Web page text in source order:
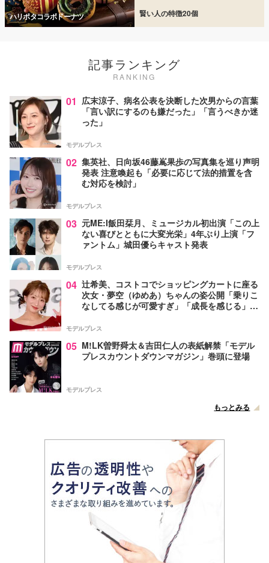
ハリポタコラボドーナツ 賢い人の特徴20個
記事ランキング
RANKING
01 広末涼子、病名公表を決断した次男からの言葉
「言い訳にするのも嫌だった」「言うべきか迷
った」
モデルプレス
02 集英社、日向坂46藤嶌果歩の写真集を巡り声明
発表 注意喚起も「必要に応じて法的措置を含
む対応を検討」
モデルプレス
03 元ME:I飯田栞月、ミュージカル初出演「この上
ない喜びとともに大変光栄」4年ぶり上演「フ
ァントム」城田優らキャスト発表
モデルプレス
04 辻希美、コストコでショッピングカートに座る
次女・夢空（ゆめあ）ちゃんの姿公開「乗りこ
なしてる感じが可愛すぎ」「成長を感じる」の
モデルプレス
05 M!LK曽野舜太＆吉田仁人の表紙解禁「モデル
プレスカウントダウンマガジン」巻頭に登場
モデルプレス
もっとみる